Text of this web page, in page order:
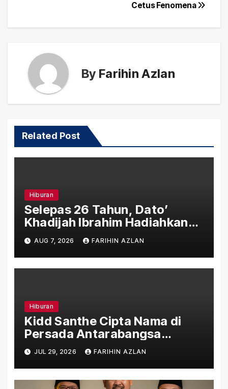
Cetus Fenomena
By Farihin Azlan
Related Post
Hiburan
Selepas 26 Tahun, Dato’
Khadijah Ibrahim Hadiahkan
“Ibu Doa” sebagai Karya
Penuh Makna
AUG 7, 2026 FARIHIN AZLAN
Hiburan
Kidd Santhe Cipta Nama di
Persada Antarabangsa
Menerusi “Aku Level Lain”
JUL 29, 2026 FARIHIN AZLAN